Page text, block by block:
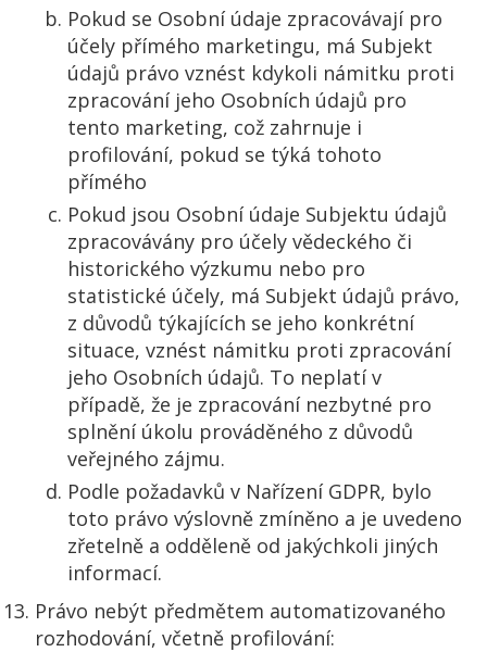
Pokud se Osobní údaje zpracovávají pro
účely přímého marketingu, má Subjekt
údajů právo vznést kdykoli námitku proti
zpracování jeho Osobních údajů pro
tento marketing, což zahrnuje i
profilování, pokud se týká tohoto
přímého
Pokud jsou Osobní údaje Subjektu údajů
zpracovávány pro účely vědeckého či
historického výzkumu nebo pro
statistické účely, má Subjekt údajů právo,
z důvodů týkajících se jeho konkrétní
situace, vznést námitku proti zpracování
jeho Osobních údajů. To neplatí v
případě, že je zpracování nezbytné pro
splnění úkolu prováděného z důvodů
veřejného zájmu.
Podle požadavků v Nařízení GDPR, bylo
toto právo výslovně zmíněno a je uvedeno
zřetelně a odděleně od jakýchkoli jiných
informací.
Právo nebýt předmětem automatizovaného
rozhodování, včetně profilování: